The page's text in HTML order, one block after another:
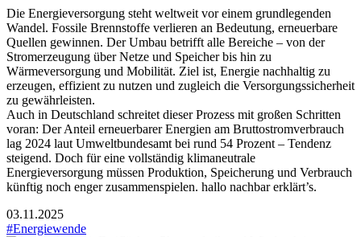
Die Energieversorgung steht weltweit vor einem grundlegenden
Wandel. Fossile Brennstoffe verlieren an Bedeutung, erneuerbare
Quellen gewinnen. Der Umbau betrifft alle Bereiche – von der
Stromerzeugung über Netze und Speicher bis hin zu
Wärmeversorgung und Mobilität. Ziel ist, Energie nachhaltig zu
erzeugen, effizient zu nutzen und zugleich die Versorgungssicherheit
zu gewährleisten.
Auch in Deutschland schreitet dieser Prozess mit großen Schritten
voran: Der Anteil erneuerbarer Energien am Bruttostromverbrauch
lag 2024 laut Umweltbundesamt bei rund 54 Prozent – Tendenz
steigend. Doch für eine vollständig klimaneutrale
Energieversorgung müssen Produktion, Speicherung und Verbrauch
künftig noch enger zusammenspielen. hallo nachbar erklärt’s.
03.11.2025
#Energiewende